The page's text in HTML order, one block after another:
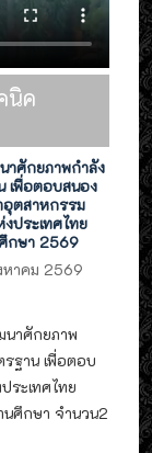
นิค
าศักยภาพกำลัง
เพื่อตอบสนอง
ตสาหกรรม
ประเทศไทย
กษา 2569
หาคม 2569
นาศักยภาพ
รฐาน เพื่อตอบ
ระเทศไทย
นศึกษา จำนวน2